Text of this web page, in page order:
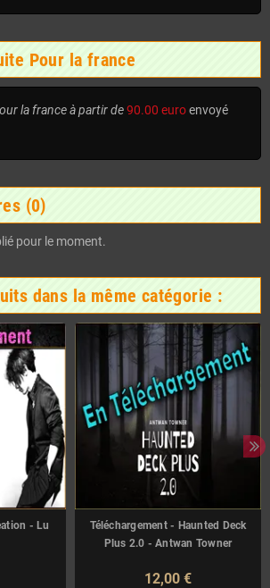
Pour la france
la france à partir de90.00 euroenvoyé
(0)
pour le moment.
dans la même catégorie :
- Lu
Téléchargement - Haunted Deck
Plus 2.0 - Antwan Towner
12,00 €